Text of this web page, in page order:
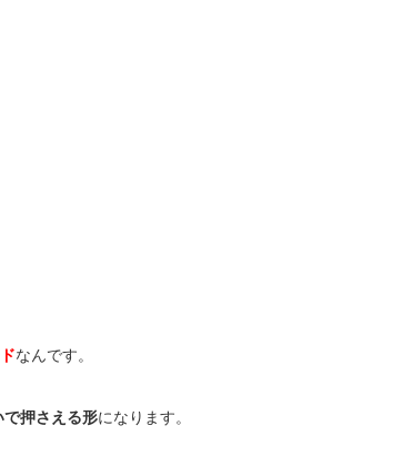
なんです。
押さえる形になります。